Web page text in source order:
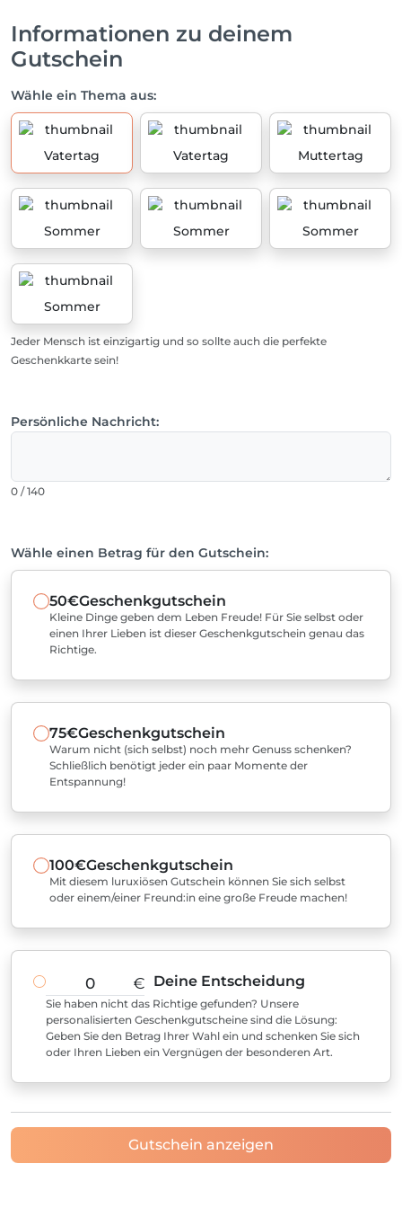
Informationen zu deinem
Gutschein
Wähle ein Thema aus:
Vatertag Vatertag Muttertag
Sommer Sommer Sommer
Sommer
Jeder Mensch ist einzigartig und so sollte auch die perfekte
Geschenkkarte sein!
Persönliche Nachricht:
0 / 140
Wähle einen Betrag für den Gutschein:
50€Geschenkgutschein
Kleine Dinge geben dem Leben Freude! Für Sie selbst oder
einen Ihrer Lieben ist dieser Geschenkgutschein genau das
Richtige.
75€Geschenkgutschein
Warum nicht (sich selbst) noch mehr Genuss schenken?
Schließlich benötigt jeder ein paar Momente der
Entspannung!
100€Geschenkgutschein
Mit diesem luruxiösen Gutschein können Sie sich selbst
oder einem/einer Freund:in eine große Freude machen!
€ Deine Entscheidung
Sie haben nicht das Richtige gefunden? Unsere
personalisierten Geschenkgutscheine sind die Lösung:
Geben Sie den Betrag Ihrer Wahl ein und schenken Sie sich
oder Ihren Lieben ein Vergnügen der besonderen Art.
Gutschein anzeigen